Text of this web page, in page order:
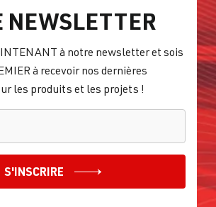
NEWSLETTER
à notre newsletter et sois
à recevoir nos dernières
les produits et les projets !
S'INSCRIRE